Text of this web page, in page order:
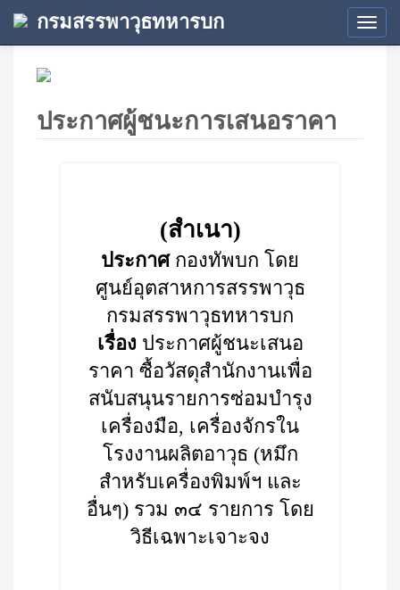
กรมสรรพาวุธทหารบก
ประกาศผู้ชนะการเสนอราคา
(สำเนา)
ประกาศกองทัพบก โดย
ศูนย์อุตสาหการสรรพาวุธ
กรมสรรพาวุธทหารบก
เรื่อง ประกาศผู้ชนะเสนอ
ราคา ซื้อวัสดุสำนักงานเพื่อ
สนับสนุนรายการซ่อมบำรุง
เครื่องมือ, เครื่องจักรใน
โรงงานผลิตอาวุธ (หมึก
สำหรับเครื่องพิมพ์ฯ และ
อื่นๆ) รวม ๓๔ รายการ โดย
วิธีเฉพาะเจาะจง